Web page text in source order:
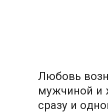
Любoвь
мужчинoй и
cpaзу и